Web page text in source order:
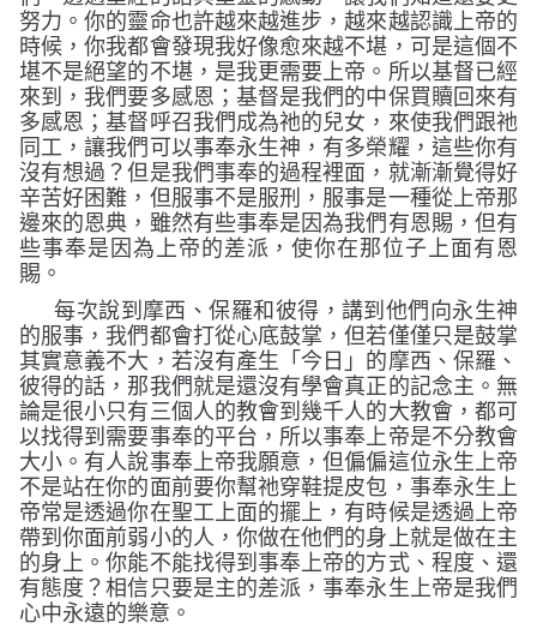
努力。你的靈命也許越來越進步，越來越認識上帝的
時候，你我都會發現我好像愈來越不堪，可是這個不
堪不是絕望的不堪，是我更需要上帝。所以基督已經
來到，我們要多感恩；基督是我們的中保買贖回來有
多感恩；基督呼召我們成為祂的兒女，來使我們跟祂
同工，讓我們可以事奉永生神，有多榮耀，這些你有
沒有想過？但是我們事奉的過程裡面，就漸漸覺得好
辛苦好困難，但服事不是服刑，服事是一種從上帝那
邊來的恩典，雖然有些事奉是因為我們有恩賜，但有
些事奉是因為上帝的差派，使你在那位子上面有恩
賜。
每次說到摩西、保羅和彼得，講到他們向永生神
的服事，我們都會打從心底鼓掌，但若僅僅只是鼓掌
其實意義不大，若沒有產生「今日」的摩西、保羅、
彼得的話，那我們就是還沒有學會真正的記念主。無
論是很小只有三個人的教會到幾千人的大教會，都可
以找得到需要事奉的平台，所以事奉上帝是不分教會
大小。有人說事奉上帝我願意，但偏偏這位永生上帝
不是站在你的面前要你幫祂穿鞋提皮包，事奉永生上
帝常是透過你在聖工上面的擺上，有時候是透過上帝
帶到你面前弱小的人，你做在他們的身上就是做在主
的身上。你能不能找得到事奉上帝的方式、程度、還
有態度？相信只要是主的差派，事奉永生上帝是我們
心中永遠的樂意。